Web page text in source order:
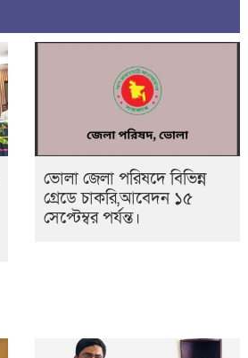
ভোলা জেলা পরিষদে বিভিন্ন
গ্রেডে চাকরি,আবেদন ১৫
সেপ্টেম্বর পর্যন্ত।